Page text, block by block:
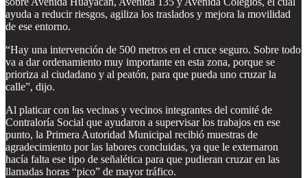
ayuda a reducir riesgos, agiliza los traslados y mejora la movilidad
de ese entorno.
“Hay una intervención de 500 metros en el cruce seguro. Sobre todo
va a dar ordenamiento muy importante en esta zona, porque se
prioriza al ciudadano y al peatón, para que pueda uno cruzar la
calle”, dijo.
Al platicar con las vecinas y vecinos integrantes del comité de
Contraloría Social que ayudaron a supervisar los trabajos en ese
punto, la Primera Autoridad Municipal recibió muestras de
agradecimiento por las labores concluidas, ya que le externaron
hacía falta ese tipo de señalética para que pudieran cruzar en las
llamadas horas “pico” de mayor tráfico.